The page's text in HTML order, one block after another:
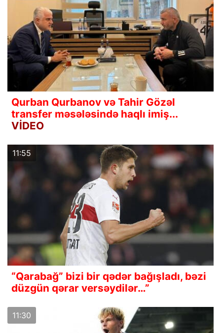
Qurban Qurbanov və Tahir Gözəl
transfer məsələsində haqlı imiş...
VİDEO
11:55
“Qarabağ” bizi bir qədər bağışladı, bəzi
düzgün qərar versəydilər…”
11:30